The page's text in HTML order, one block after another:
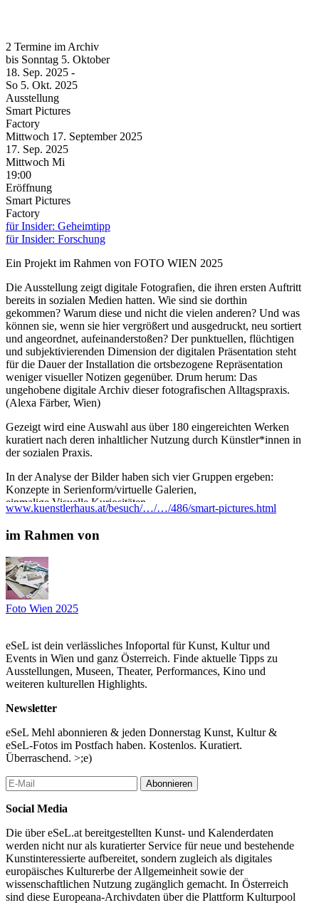
2 Termine im Archiv
bis Sonntag 5. Oktober
18. Sep. 2025 -
So 5. Okt. 2025
Ausstellung
Smart Pictures
Factory
Mittwoch 17. September 2025
17. Sep. 2025
Mittwoch Mi
19:00
Eröffnung
Smart Pictures
Factory
für Insider: Geheimtipp
für Insider: Forschung
Ein Projekt im Rahmen von FOTO WIEN 2025
Die Ausstellung zeigt digitale Fotografien, die ihren ersten Auftritt
bereits in sozialen Medien hatten. Wie sind sie dorthin
gekommen? Warum diese und nicht die vielen anderen? Und was
können sie, wenn sie hier vergrößert und ausgedruckt, neu sortiert
und angeordnet, aufeinanderstoßen? Der punktuellen, flüchtigen
und subjektivierenden Dimension der digitalen Präsentation steht
für die Dauer der Installation die ortsbezogene Repräsentation
weniger visueller Notizen gegenüber. Drum herum: Das
ungehobene digitale Archiv dieser fotografischen Alltagspraxis.
(Alexa Färber, Wien)
Gezeigt wird eine Auswahl aus über 180 eingereichten Werken
kuratiert nach deren inhaltlicher Nutzung durch Künstler*innen in
der sozialen Praxis.
In der Analyse der Bilder haben sich vier Gruppen ergeben:
Konzepte in Serienform/virtuelle Galerien,
einmalige Visuelle Kuriositäten,
Marketing in Form von Infos über Ausstellungen und
Politische Stellungnahmen.
private Einsatz in den sozialen Medien, der sich von anderen
Nutzern abhebt.
Konzept: Martina Mikulka
Kurator*innen: Julius Werner Chromecek, Martina Mikulka
Künstler*innen: Katharina Acht, Florian Aschka, Natascha
Auenhammer, Michael Bachhofer, Kurt Brazda, Julius Werner
Chromecek, Asta Cink, Leo Fellinger, Jutta Fischel, Gerald Frey,
Christian Giesser, Elodie Grethen, AnaMaria Heigl, Kitty Kino,
Matthias Klos, Larissa Kopp, Eva Kosinar, Elena Kristofor,
Holger Lang, Ana Loureiro, Catherine Ludwig, Barbara Luisi,
Martina Mikulka, Cornelia Mittendorfer, Helmut Pokornig, Marie
Ruprecht-Wimmer, Wolfgang Sagmeister, Marilies Seyler, Konrad
Stania, Johannes Stoll, Violetta Wakolbinger, Christoff Wiesinger
...Mehr lesen
www.kuenstlerhaus.at/besuch/…/…/486/smart-pictures.html
im Rahmen von
Foto Wien 2025
eSeL ist dein verlässliches Infoportal für Kunst, Kultur und
Events in Wien und ganz Österreich. Finde aktuelle Tipps zu
Ausstellungen, Museen, Theater, Performances, Kino und
weiteren kulturellen Highlights.
Newsletter
eSeL Mehl abonnieren & jeden Donnerstag Kunst, Kultur &
eSeL-Fotos im Postfach haben. Kostenlos. Kuratiert.
Überraschend. >;e)
Abonnieren
Social Media
Die über eSeL.at bereitgestellten Kunst- und Kalenderdaten
werden nicht nur als kuratierter Service für neue und bestehende
Kunstinteressierte aufbereitet, sondern zugleich als digitales
europäisches Kulturerbe der Allgemeinheit sowie der
wissenschaftlichen Nutzung zugänglich gemacht. In Österreich
sind diese Europeana-Archivdaten über die Plattform Kulturpool